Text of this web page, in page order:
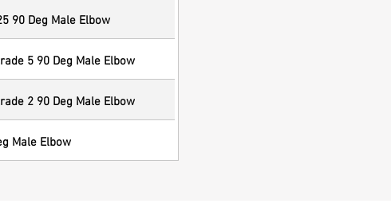
90 Deg Male Elbow
5 90 Deg Male Elbow
2 90 Deg Male Elbow
Male Elbow